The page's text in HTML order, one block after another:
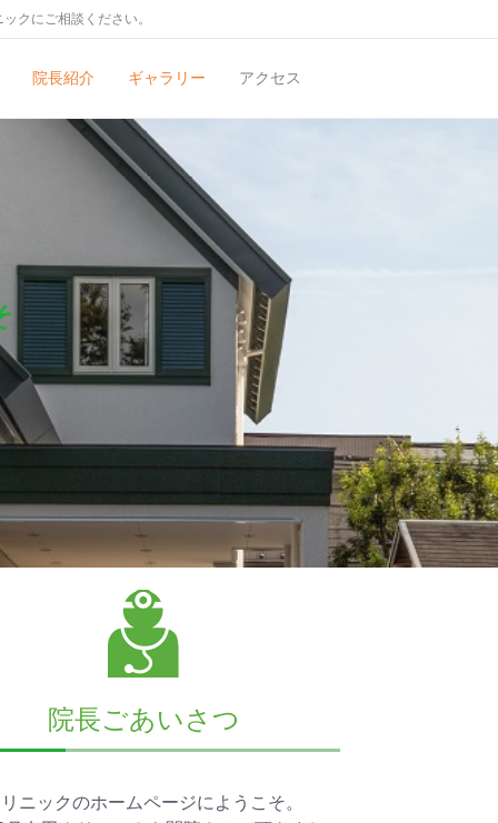
クにご相談ください。
院長紹介 ギャラリー アクセス
院長ごあいさつ
ニックのホームページにようこそ。